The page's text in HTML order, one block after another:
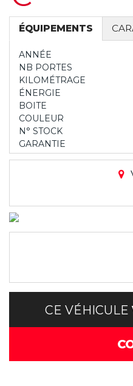
ÉQUIPEMENTS
ANNÉE
NB PORTES
KILOMÉTRAGE
ÉNERGIE
BOITE
COULEUR
N° STOCK
GARANTIE
CE VÉHICULE